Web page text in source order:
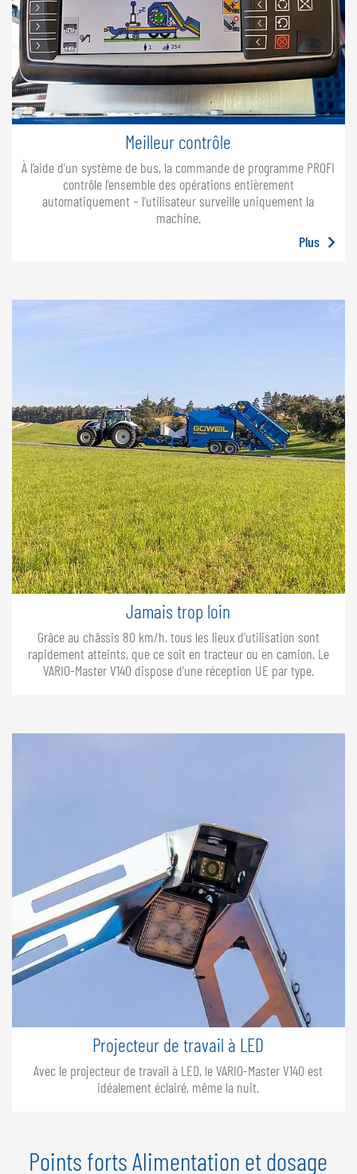
Meilleur contrôle
À l’aide d’un système de bus, la commande de programme PROFI
contrôle l’ensemble des opérations entièrement
automatiquement – l’utilisateur surveille uniquement la
machine.
Plus
Jamais trop loin
Grâce au châssis 80 km/h, tous les lieux d’utilisation sont
rapidement atteints, que ce soit en tracteur ou en camion. Le
VARIO-Master V140 dispose d’une réception UE par type.
Projecteur de travail à LED
Avec le projecteur de travail à LED, le VARIO-Master V140 est
idéalement éclairé, même la nuit.
Points forts Alimentation et dosage